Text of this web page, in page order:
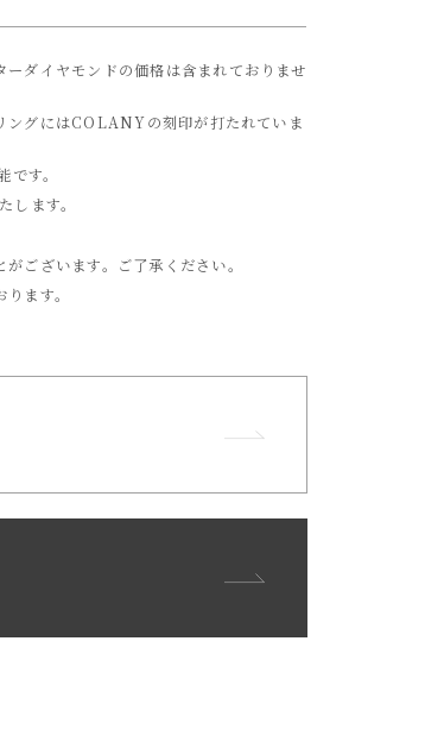
ダイヤモンドの価格は含まれておりませ
ングにはCOLANYの刻印が打たれていま
す。
します。
ございます。ご了承ください。
ます。